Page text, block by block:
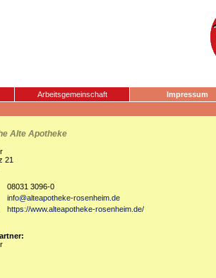
Arbeitsgemeinschaft Impressum
Alte Apotheke
21
08031 3096-0
info@alteapotheke-rosenheim.de
https://www.alteapotheke-rosenheim.de/